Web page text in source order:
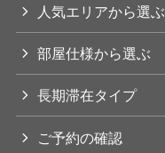
人気エリアから選ぶ
部屋仕様から選ぶ
長期滞在タイプ
ご予約の確認